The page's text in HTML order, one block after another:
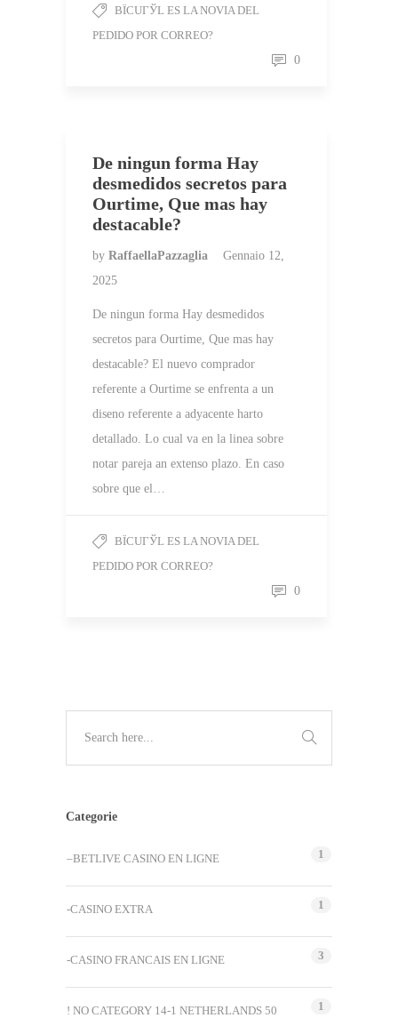
ВЇCUГЎL ES LA NOVIA DEL
PEDIDO POR CORREO?
0
De ningun forma Hay
desmedidos secretos para
Ourtime, Que mas hay
destacable?
by RaffaellaPazzaglia
Gennaio 12,
2025
De ningun forma Hay desmedidos
secretos para Ourtime, Que mas hay
destacable? El nuevo comprador
referente a Ourtime se enfrenta a un
diseno referente a adyacente harto
detallado. Lo cual va en la linea sobre
notar pareja an extenso plazo. En caso
sobre que el…
ВЇCUГЎL ES LA NOVIA DEL
PEDIDO POR CORREO?
0
Categorie
–BETLIVE CASINO EN LIGNE 1
-CASINO EXTRA 1
-CASINO FRANCAIS EN LIGNE 3
! NO CATEGORY 14-1 NETHERLANDS 50 1